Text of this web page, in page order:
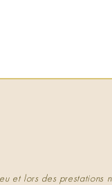
et lors des prestations